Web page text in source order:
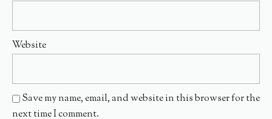
Website
Save my name, email, and website in this browser for the
next time I comment.